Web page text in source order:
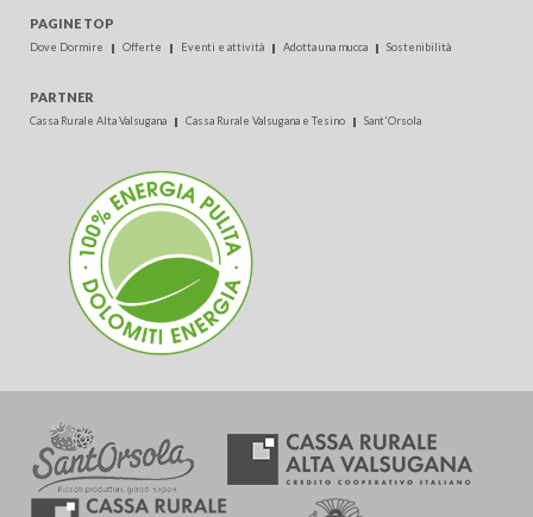
PAGINE TOP
Dove Dormire Offerte Eventi e attività Adotta una mucca Sostenibilità
PARTNER
Cassa Rurale Alta Valsugana Cassa Rurale Valsugana e Tesino Sant'Orsola